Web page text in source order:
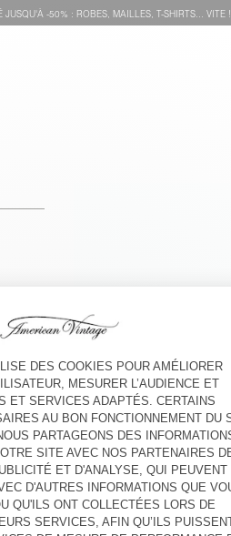
JUSQU'À -50% : ROBES, MAILLES, T-SHIRTS... VITE !